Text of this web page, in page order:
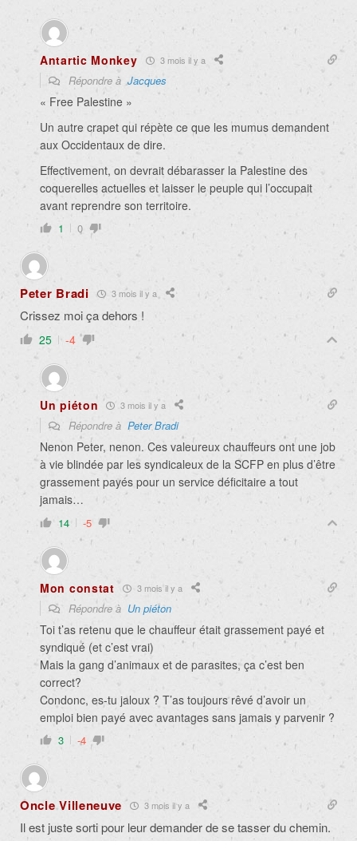
Antartic Monkey 3 mois il y a
Répondre àJacques
« Free Palestine »
Un autre crapet qui répète ce que les mumus demandent
aux Occidentaux de dire.
Effectivement, on devrait débarasser la Palestine des
coquerelles actuelles et laisser le peuple qui l’occupait
avant reprendre son territoire.
1 0
Peter Bradi 3 mois il y a
Crissez moi ça dehors !
25 -4
Un piéton 3 mois il y a
Répondre à Peter Bradi
Nenon Peter, nenon. Ces valeureux chauffeurs ont une job
à vie blindée par les syndicaleux de la SCFP en plus d’être
grassement payés pour un service déficitaire a tout
jamais…
14 -5
Mon constat 3 mois il y a
Répondre à Un piéton
Toi t’as retenu que le chauffeur était grassement payé et
syndiqué (et c’est vrai)
Mais la gang d’animaux et de parasites, ça c’est ben
correct?
Condonc, es-tu jaloux ? T’as toujours rêvé d’avoir un
emploi bien payé avec avantages sans jamais y parvenir ?
3 -4
Oncle Villeneuve 3 mois il y a
Il est juste sorti pour leur demander de se tasser du chemin.